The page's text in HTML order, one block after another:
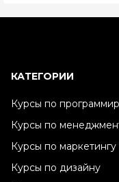
КАТЕГОРИИ
Курсы по
Курсы по
Курсы по маркетингу
Курсы по дизайну